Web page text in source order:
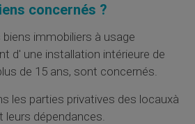
concernés ?
immobiliers à usage
d' une installation intérieure de
de 15 ans, sont concernés.
les parties privatives des locauxà
leurs dépendances.